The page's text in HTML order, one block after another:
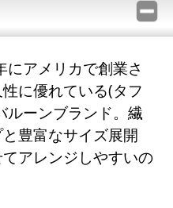
アメリカで創業さ
に優れている(タフ
ルーンブランド。繊
豊富なサイズ展開
アレンジしやすいの